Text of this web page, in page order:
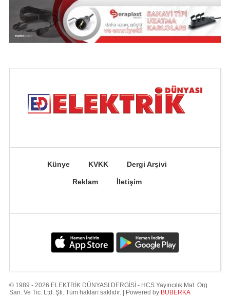
Künye KVKK Dergi Arşivi
Reklam İletişim
© 1989 - 2026 ELEKTRİK DÜNYASI DERGİSİ - HCS Yayıncılık Mat. Org.
San. Ve Tic. Ltd. Şti. Tüm hakları saklıdır. | Powered by BUBERKA